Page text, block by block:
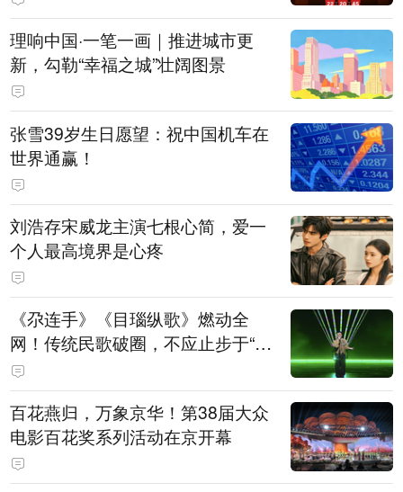
理响中国·一笔一画｜推进城市更
新，勾勒“幸福之城”壮阔图景
张雪39岁生日愿望：祝中国机车在
世界通赢！
刘浩存宋威龙主演七根心简，爱一
个人最高境界是心疼
《尕连手》《目瑙纵歌》燃动全
网！传统民歌破圈，不应止步于“上
头”
百花燕归，万象京华！第38届大众
电影百花奖系列活动在京开幕